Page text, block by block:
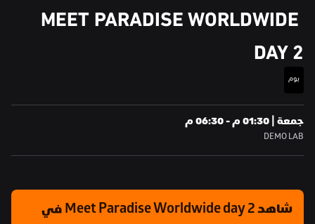
MEET PARADISE WORLDWIDE
DAY 2
يوم
جمعة | 01:30 م - 06:30 م
DEMO LAB